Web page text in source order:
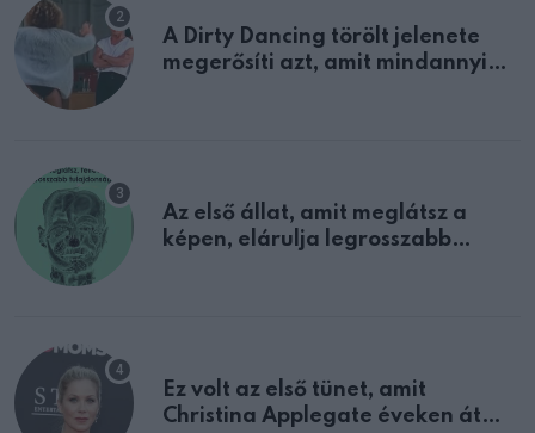
A Dirty Dancing törölt jelenete
megerősíti azt, amit mindannyian
Az első állat, amit meglátsz a
képen, elárulja legrosszabb
Ez volt az első tünet, amit
Christina Applegate éveken át